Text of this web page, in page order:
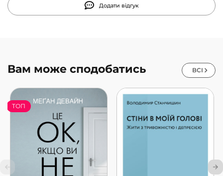
Додати відгук
Вам може сподобатись ВСІ
ТОП